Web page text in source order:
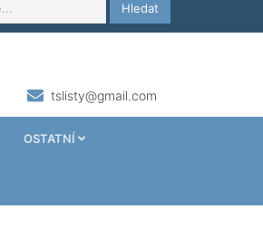
Hledat
tslisty@gmail.com
OSTATNÍ